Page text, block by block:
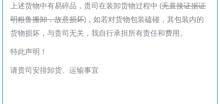
上述货物中有易碎品，贵司在装卸货物过程中 (无直接证据证
明粗鲁搬卸，故意损坏)，如若对货物包装磕碰，其包装内的
货物损坏，与贵司无关，我自行承担所有责任和费用。
特此声明！
请贵司安排卸货、运输事宜